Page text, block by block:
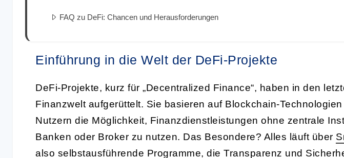
FAQ zu DeFi: Chancen und Herausforderungen
Einführung in die Welt der DeFi-Projekte
DeFi-Projekte, kurz für „Decentralized Finance“, haben in den
Finanzwelt aufgerüttelt. Sie basieren auf Blockchain-
Nutzern die Möglichkeit, Finanzdienstleistungen ohne zentrale
Banken oder Broker zu nutzen. Das Besondere? Alles läuft über
also selbstausführende Programme, die Transparenz und